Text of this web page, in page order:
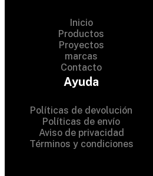
Inicio
Productos
Proyectos
marcas
Contacto
Ayuda
Políticas de devolución
Políticas de envío
Aviso de privacidad
Términos y condiciones